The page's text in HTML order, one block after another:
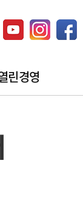
린경영